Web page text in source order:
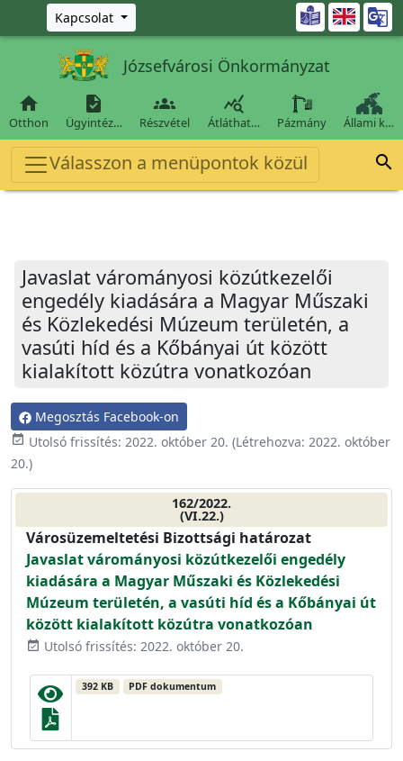
Ugrás a fő tartalomra
Kapcsolat 
Józsefvárosi Önkormányzat

Otthon

Ügyintéz…

Részvétel

Átláthat… Pázmány Állami k…
Válasszon a menüpontok közül 
Javaslat várományosi közútkezelői
engedély kiadására a Magyar Műszaki
és Közlekedési Múzeum területén, a
vasúti híd és a Kőbányai út között
kialakított közútra vonatkozóan
Megosztás Facebook-on
event_available Utolsó frissítés: 2022. október 20. (Létrehozva: 2022. október
20.)
162/2022.
(VI.22.)
Városüzemeltetési Bizottsági határozat
Javaslat várományosi közútkezelői engedély
kiadására a Magyar Műszaki és Közlekedési
Múzeum területén, a vasúti híd és a Kőbányai út
között kialakított közútra vonatkozóan
event_available Utolsó frissítés: 2022. október 20.
392 KB PDF dokumentum